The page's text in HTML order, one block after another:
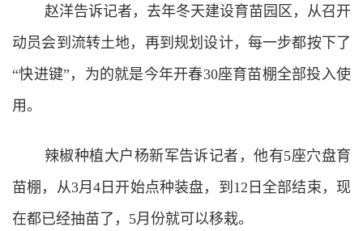
赵洋告诉记者，去年冬天建设育苗园区，从召开
动员会到流转土地，再到规划设计，每一步都按下了
“快进键”，为的就是今年开春30座育苗棚全部投入使
用。
辣椒种植大户杨新军告诉记者，他有5座穴盘育
苗棚，从3月4日开始点种装盘，到12日全部结束，现
在都已经抽苗了，5月份就可以移栽。